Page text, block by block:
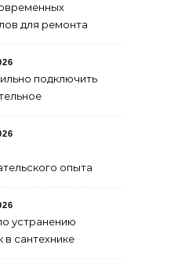
для ремонта
подключить
инструкция
опыта
устранению
в сантехнике